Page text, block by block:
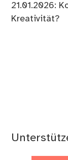
21.01.2026:
Kreativität?